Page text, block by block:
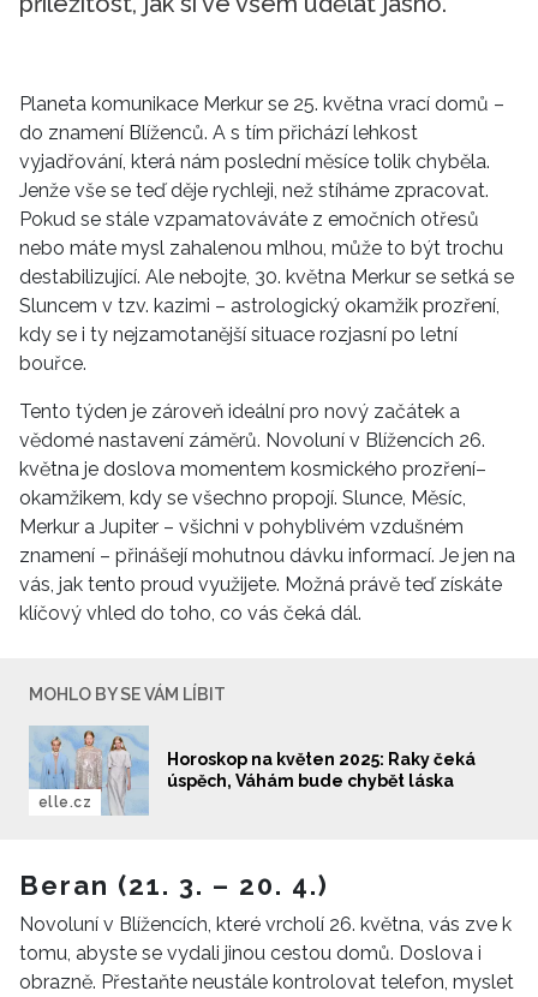
Planeta komunikace Merkur se 25. května vrací domů –
do znamení Blíženců. A s tím přichází lehkost
vyjadřování, která nám poslední měsíce tolik chyběla.
Jenže vše se teď děje rychleji, než stíháme zpracovat.
Pokud se stále vzpamatováváte z emočních otřesů
nebo máte mysl zahalenou mlhou, může to být trochu
destabilizující. Ale nebojte, 30. května Merkur se setká se
Sluncem v tzv. kazimi – astrologický okamžik prozření,
kdy se i ty nejzamotanější situace rozjasní po letní
bouřce.
Tento týden je zároveň ideální pro nový začátek a
vědomé nastavení záměrů. Novoluní v Blížencích 26.
května je doslova momentem kosmického prozření–
okamžikem, kdy se všechno propojí. Slunce, Měsíc,
Merkur a Jupiter – všichni v pohyblivém vzdušném
znamení – přinášejí mohutnou dávku informací. Je jen na
vás, jak tento proud využijete. Možná právě teď získáte
klíčový vhled do toho, co vás čeká dál.
MOHLO BY SE VÁM LÍBIT
Horoskop na květen 2025: Raky čeká
úspěch, Váhám bude chybět láska
elle.cz
Beran (21. 3. – 20. 4.)
Novoluní v Blížencích, které vrcholí 26. května, vás zve k
tomu, abyste se vydali jinou cestou domů. Doslova i
obrazně. Přestaňte neustále kontrolovat telefon, myslet